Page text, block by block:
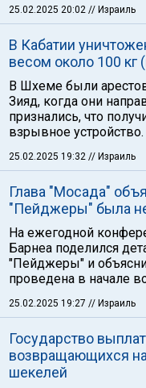
25.02.2025 20:02 // Израиль
В Кабатии
весом около 100 кг
В Шхеме были
Зияд, когда они
признались, что
взрывное устройство.
25.02.2025 19:32 // Израиль
Глава "Мосада"
"Пейджеры" была
На ежегодной
Барнеа поделился
"Пейджеры" и
проведена в начале
25.02.2025 19:27 // Израиль
Государство
возвращающихся
шекелей